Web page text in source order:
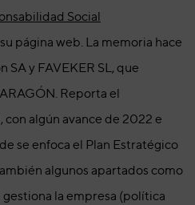
Social
página web. La memoria hace
SA y FAVEKER SL, que
Reporta el
algún avance de 2022 e
se enfoca el Plan Estratégico
algunos apartados como
la empresa (política